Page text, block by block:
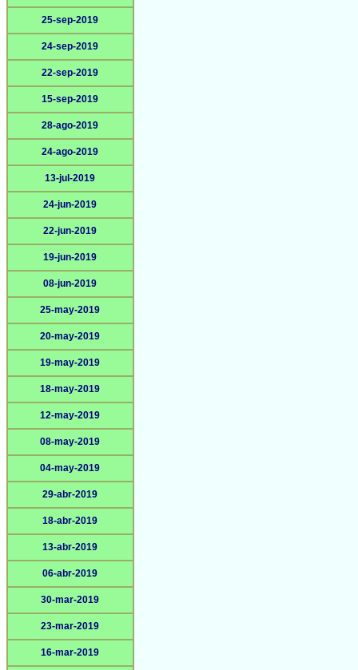
25-sep-2019
24-sep-2019
22-sep-2019
15-sep-2019
28-ago-2019
24-ago-2019
13-jul-2019
24-jun-2019
22-jun-2019
19-jun-2019
08-jun-2019
25-may-2019
20-may-2019
19-may-2019
18-may-2019
12-may-2019
08-may-2019
04-may-2019
29-abr-2019
18-abr-2019
13-abr-2019
06-abr-2019
30-mar-2019
23-mar-2019
16-mar-2019